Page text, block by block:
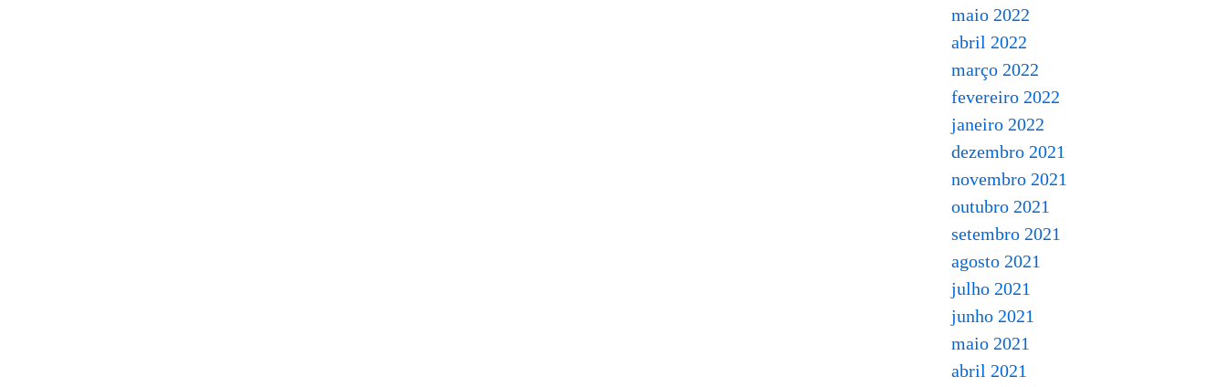
maio 2022
abril 2022
março 2022
fevereiro 2022
janeiro 2022
dezembro 2021
novembro 2021
outubro 2021
setembro 2021
agosto 2021
julho 2021
junho 2021
maio 2021
abril 2021